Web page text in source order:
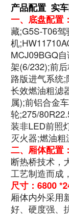
产品配置 实
一、底盘配置
藏;G5S-T06
机
MCJ09BGQ
架(6/232);前
路版进气系统
长效燃油粗滤
属);前铝合金
轮;275/
装非LED前照
灭火器;燃油
二、厢体配置
断热桥技术，
工艺制造而成
尺寸：6800
厢体内外采用
好、硬度强、